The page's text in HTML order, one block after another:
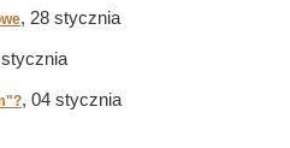
, 28 stycznia
, 04 stycznia